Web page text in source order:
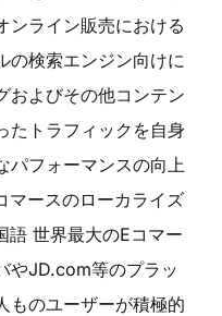
ンライン販売における
の検索エンジン向けに
およびその他コンテン
たトラフィックを自身
パフォーマンスの向上
マースのローカライズ
語 世界最大のEコマー
やJD.com等のプラッ
ものユーザーが積極的